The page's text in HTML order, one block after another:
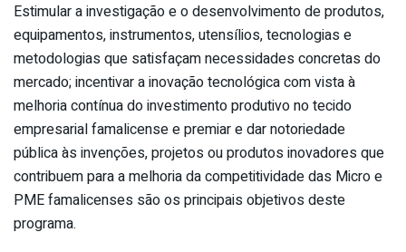
Estimular a investigação e o desenvolvimento de produtos,
equipamentos, instrumentos, utensílios, tecnologias e
metodologias que satisfaçam necessidades concretas do
mercado; incentivar a inovação tecnológica com vista à
melhoria contínua do investimento produtivo no tecido
empresarial famalicense e premiar e dar notoriedade
pública às invenções, projetos ou produtos inovadores que
contribuem para a melhoria da competitividade das Micro e
PME famalicenses são os principais objetivos deste
programa.